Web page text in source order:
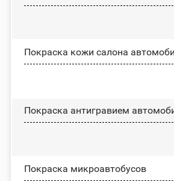
Покраска кожи салона
Покраска антигравием
Покраска микроавтобусов